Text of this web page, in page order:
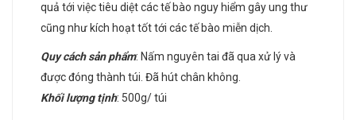
quả tới việc tiêu diệt các tế bào nguy hiểm gây ung thư
cũng như kích hoạt tốt tới các tế bào miễn dịch.
Quy cách sản phẩm: Nấm nguyên tai đã qua xử lý và
được đóng thành túi. Đã hút chân không.
Khối lượng tịnh: 500g/ túi